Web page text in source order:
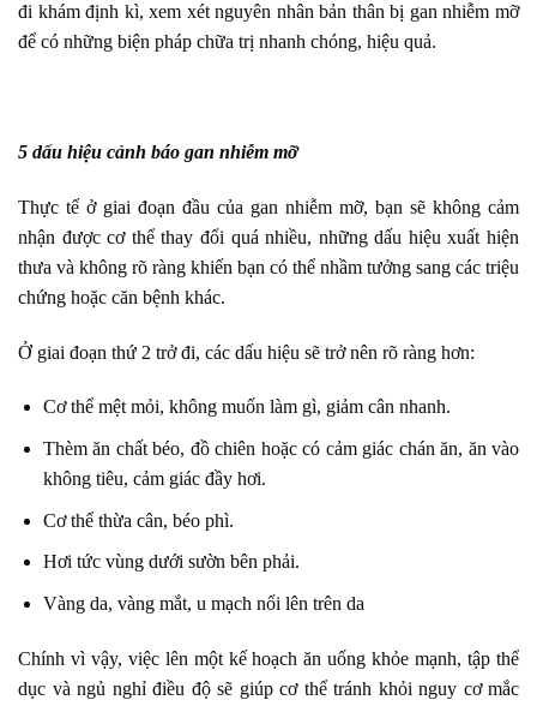
đi khám định kì, xem xét nguyên nhân bản thân bị gan nhiễm mỡ
để có những biện pháp chữa trị nhanh chóng, hiệu quả.
5 dấu hiệu cảnh báo gan nhiễm mỡ
Thực tế ở giai đoạn đầu của gan nhiễm mỡ, bạn sẽ không cảm
nhận được cơ thể thay đổi quá nhiều, những dấu hiệu xuất hiện
thưa và không rõ ràng khiến bạn có thể nhầm tưởng sang các triệu
chứng hoặc căn bệnh khác.
Ở giai đoạn thứ 2 trở đi, các dấu hiệu sẽ trở nên rõ ràng hơn:
Cơ thể mệt mỏi, không muốn làm gì, giảm cân nhanh.
Thèm ăn chất béo, đồ chiên hoặc có cảm giác chán ăn, ăn vào
không tiêu, cảm giác đầy hơi.
Cơ thể thừa cân, béo phì.
Hơi tức vùng dưới sườn bên phải.
Vàng da, vàng mắt, u mạch nổi lên trên da
Chính vì vậy, việc lên một kế hoạch ăn uống khỏe mạnh, tập thể
dục và ngủ nghỉ điều độ sẽ giúp cơ thể tránh khỏi nguy cơ mắc